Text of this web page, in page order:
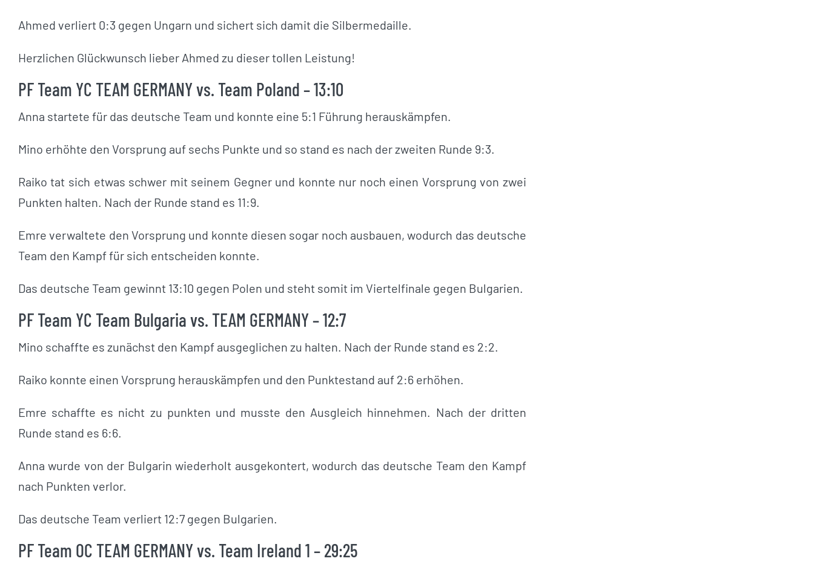
Ahmed verliert 0:3 gegen Ungarn und sichert sich damit die Silbermedaille.
Herzlichen Glückwunsch lieber Ahmed zu dieser tollen Leistung!
PF Team YC TEAM GERMANY vs. Team Poland – 13:10
Anna startete für das deutsche Team und konnte eine 5:1 Führung herauskämpfen.
Mino erhöhte den Vorsprung auf sechs Punkte und so stand es nach der zweiten Runde 9:3.
Raiko tat sich etwas schwer mit seinem Gegner und konnte nur noch einen Vorsprung von zwei
Punkten halten. Nach der Runde stand es 11:9.
Emre verwaltete den Vorsprung und konnte diesen sogar noch ausbauen, wodurch das deutsche
Team den Kampf für sich entscheiden konnte.
Das deutsche Team gewinnt 13:10 gegen Polen und steht somit im Viertelfinale gegen Bulgarien.
PF Team YC Team Bulgaria vs. TEAM GERMANY – 12:7
Mino schaffte es zunächst den Kampf ausgeglichen zu halten. Nach der Runde stand es 2:2.
Raiko konnte einen Vorsprung herauskämpfen und den Punktestand auf 2:6 erhöhen.
Emre schaffte es nicht zu punkten und musste den Ausgleich hinnehmen. Nach der dritten
Runde stand es 6:6.
Anna wurde von der Bulgarin wiederholt ausgekontert, wodurch das deutsche Team den Kampf
nach Punkten verlor.
Das deutsche Team verliert 12:7 gegen Bulgarien.
PF Team OC TEAM GERMANY vs. Team Ireland 1 – 29:25